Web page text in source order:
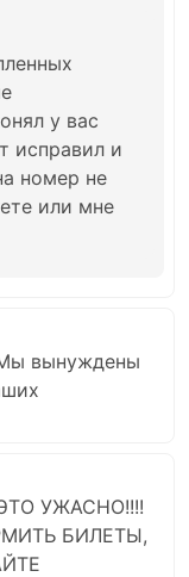
у вас
исправил и
номер не
или мне
вынуждены
УЖАСНО!!!!
БИЛЕТЫ,